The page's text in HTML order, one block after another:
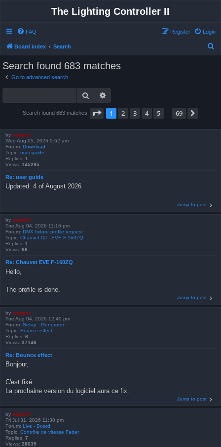
The Lighting Controller II
FAQ Login
Register
Board index Search
Search found 683 matches
Go to advanced search
Search
Search found 683 matches Page 1of 69
1 2 3 4 5 69
by support
Wed Aug 05, 2026 9:52 am
Forum: Download
Topic: user guide
Replies: 1
Views: 145285
Re: user guide
Updated: 4 of August 2026
Jump to post
by support
Tue Aug 04, 2026 11:16 pm
Forum: DMX fixture profile request
Topic: Chauvet DJ - EVE F-160ZQ
Replies: 1
Views: 86
Re: Chauvet EVE F-160ZQ
Hello,
The profile is done.
Jump to post
by support
Tue Aug 04, 2026 12:40 pm
Forum: Setup - Generator
Topic: Bounce effect
Replies: 6
Views: 37146
Re: Bounce effect
Bonjour,
C'est fixé.
La prochaine version du logiciel aura ce fix.
Jump to post
by support
Fri Jul 31, 2026 11:30 pm
Forum: Live - Board
Topic: Contrôle de vitesse Fader
Replies: 7
Views: 28635